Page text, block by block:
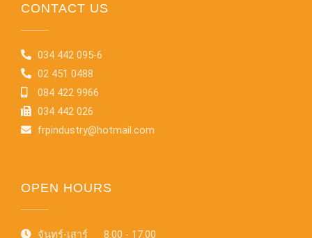
CONTACT US
034 442 095-6
02 451 0488
084 422 9966
034 442 026
frpindustry@hotmail.com
OPEN HOURS
จันทร์-เสาร์ 8.00 - 17.00